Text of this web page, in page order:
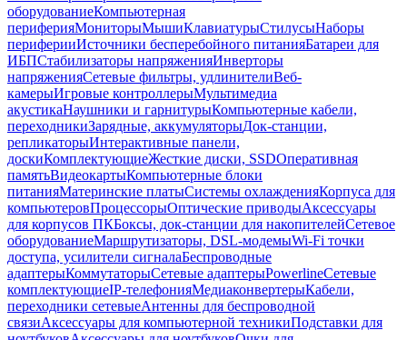
оборудованиеКомпьютерная
периферияМониторыМышиКлавиатурыСтилусыНаборы
периферииИсточники бесперебойного питанияБатареи для
ИБПСтабилизаторы напряженияИнверторы
напряженияСетевые фильтры, удлинителиВеб-
камерыИгровые контроллерыМультимедиа
акустикаНаушники и гарнитурыКомпьютерные кабели,
переходникиЗарядные, аккумуляторыДок-станции,
репликаторыИнтерактивные панели,
доскиКомплектующиеЖесткие диски, SSDОперативная
памятьВидеокартыКомпьютерные блоки
питанияМатеринские платыСистемы охлажденияКорпуса для
компьютеровПроцессорыОптические приводыАксессуары
для корпусов ПКБоксы, док-станции для накопителейСетевое
оборудованиеМаршрутизаторы, DSL-модемыWi-Fi точки
доступа, усилители сигналаБеспроводные
адаптерыКоммутаторыСетевые адаптерыPowerlineСетевые
комплектующиеIP-телефонияМедиаконвертерыКабели,
переходники сетевыеАнтенны для беспроводной
связиАксессуары для компьютерной техникиПодставки для